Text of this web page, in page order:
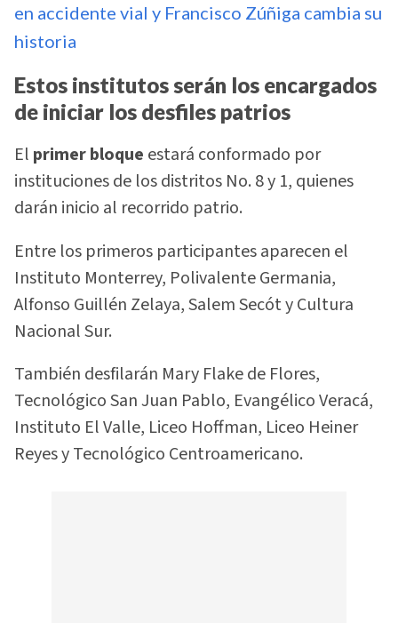
en accidente vial y Francisco Zúñiga cambia su
historia
Estos institutos serán los encargados
de iniciar los desfiles patrios
El primer bloque estará conformado por
instituciones de los distritos No. 8 y 1, quienes
darán inicio al recorrido patrio.
Entre los primeros participantes aparecen el
Instituto Monterrey, Polivalente Germania,
Alfonso Guillén Zelaya, Salem Secót y Cultura
Nacional Sur.
También desfilarán Mary Flake de Flores,
Tecnológico San Juan Pablo, Evangélico Veracá,
Instituto El Valle, Liceo Hoffman, Liceo Heiner
Reyes y Tecnológico Centroamericano.